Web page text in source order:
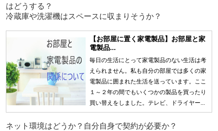
はどうする？
冷蔵庫や洗濯機はスペースに収まりそうか？
【お部屋に置く家電製品】お部屋と家
電製品...
毎日の生活にとって家電製品のない生活は考
えられません。私も自分の部屋では多くの家
電製品に囲まれた生活を送っています。ここ
１～２年の間でもいくつかの製品を買ったり
買い替えをしました。テレビ、ドライヤー...
ネット環境はどうか？自分自身で契約が必要か？